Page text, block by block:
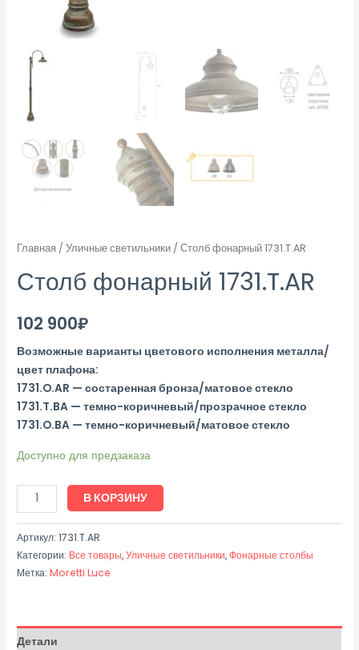
Главная /Уличные светильники / Столб фонарный 1731.T.AR
Столб фонарный 1731.T.AR
102 900₽
Возможные варианты цветового исполнения металла/
цвет плафона:
1731.O.AR — состаренная бронза/матовое стекло
1731.T.BA — темно-коричневый/прозрачное стекло
1731.O.BA — темно-коричневый/матовое стекло
Доступно для предзаказа
В КОРЗИНУ
Артикул:1731.T.AR
Категории: Все товары,Уличные светильники,Фонарные столбы
Метка:Moretti Luce
Детали